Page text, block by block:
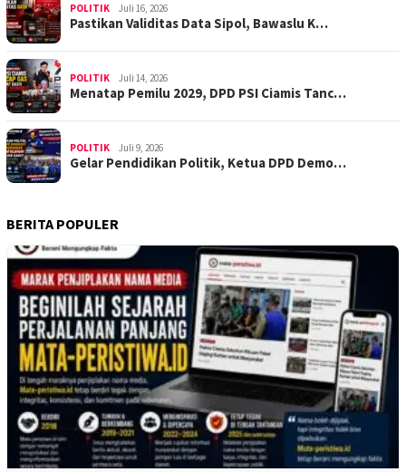
POLITIK Juli 16, 2026
Pastikan Validitas Data Sipol, Bawaslu K…
POLITIK Juli 14, 2026
Menatap Pemilu 2029, DPD PSI Ciamis Tanc…
POLITIK Juli 9, 2026
Gelar Pendidikan Politik, Ketua DPD Demo…
BERITA POPULER